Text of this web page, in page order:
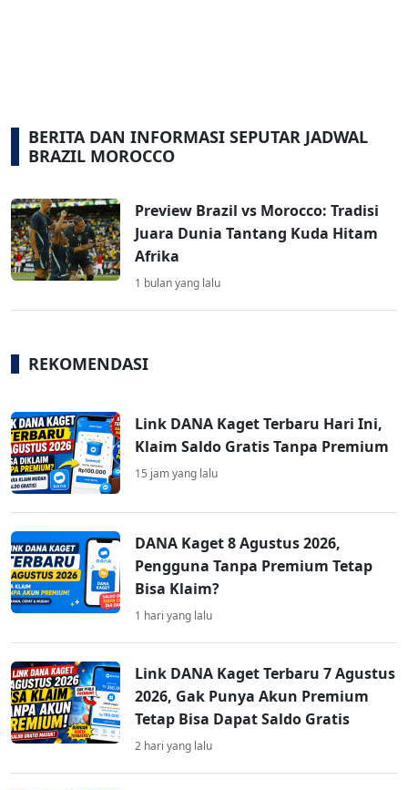
BERITA DAN INFORMASI SEPUTAR JADWAL
BRAZIL MOROCCO
Preview Brazil vs Morocco: Tradisi
Juara Dunia Tantang Kuda Hitam
Afrika
1 bulan yang lalu
REKOMENDASI
Link DANA Kaget Terbaru Hari Ini,
Klaim Saldo Gratis Tanpa Premium
15 jam yang lalu
DANA Kaget 8 Agustus 2026,
Pengguna Tanpa Premium Tetap
Bisa Klaim?
1 hari yang lalu
Link DANA Kaget Terbaru 7 Agustus
2026, Gak Punya Akun Premium
Tetap Bisa Dapat Saldo Gratis
2 hari yang lalu